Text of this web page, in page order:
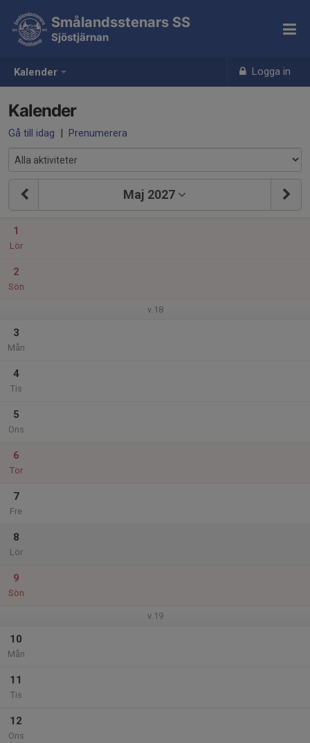
Kalender Logga in
Smålandsstenars SS
Sjöstjärnan
Kalender
Gå till idag | Prenumerera
Maj 2027
1
Lör
2
Sön
v.18
3
Mån
4
Tis
5
Ons
6
Tor
7
Fre
8
Lör
9
Sön
v.19
10
Mån
11
Tis
12
Ons